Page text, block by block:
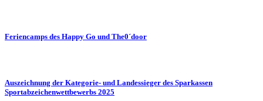
Feriencamps des Happy Go und The0´door
Auszeichnung der Kategorie- und Landessieger des Sparkassen
Sportabzeichenwettbewerbs 2025